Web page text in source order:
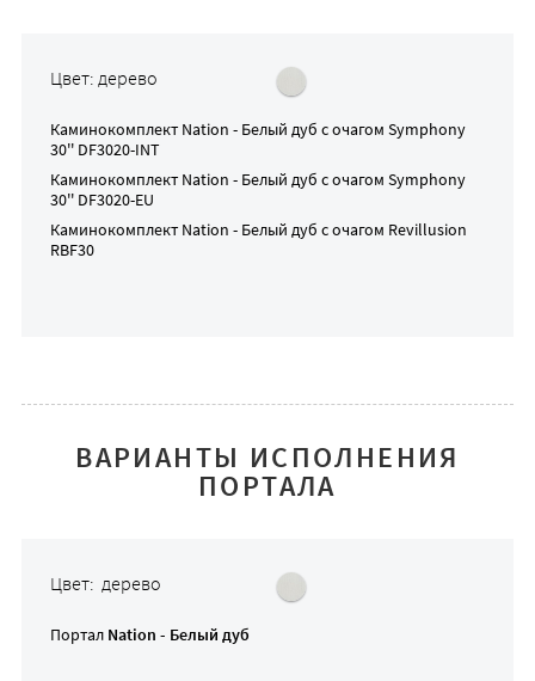
Цвет: дерево
Каминокомплект Nation - Белый дуб с очагом Symphony
30'' DF3020-INT
Каминокомплект Nation - Белый дуб с очагом Symphony
30'' DF3020-EU
Каминокомплект Nation - Белый дуб с очагом Revillusion
RBF30
ВАРИАНТЫ ИСПОЛНЕНИЯ
ПОРТАЛА
Цвет: дерево
Портал Nation - Белый дуб